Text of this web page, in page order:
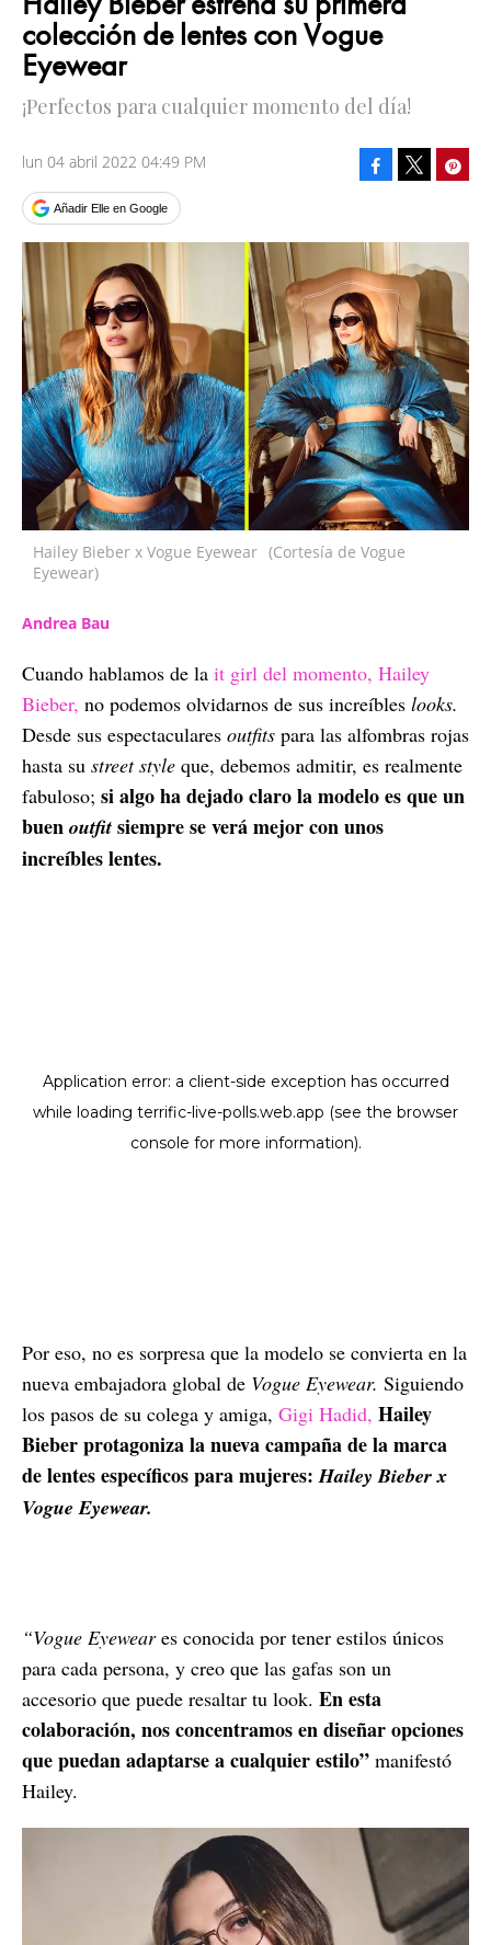
colección de lentes con Vogue
Eyewear
¡Perfectos para cualquier momento del día!
lun 04 abril 2022 04:49 PM
Añadir Elle en Google
Facebook
Hailey Bieber x Vogue Eyewear (Cortesía de Vogue
Eyewear)
Andrea Bau
Cuando hablamos de la it girl del momento, Hailey
Bieber, no podemos olvidarnos de sus increíbles looks.
Desde sus espectaculares outfits para las alfombras rojas
hasta su street style que, debemos admitir, es realmente
fabuloso; si algo ha dejado claro la modelo es que un
buen outfit siempre se verá mejor con unos
increíbles lentes.
Por eso, no es sorpresa que la modelo se convierta en la
nueva embajadora global de Vogue Eyewear. Siguiendo
los pasos de su colega y amiga, Gigi Hadid, Hailey
Bieber protagoniza la nueva campaña de la marca
de lentes específicos para mujeres:Hailey Bieber x
Vogue Eyewear.
“Vogue Eyeweares conocida por tener estilos únicos
para cada persona, y creo que las gafas son un
accesorio que puede resaltar tu look. En esta
colaboración, nos concentramos en diseñar opciones
que puedan adaptarse a cualquier estilo” manifestó
Hailey.